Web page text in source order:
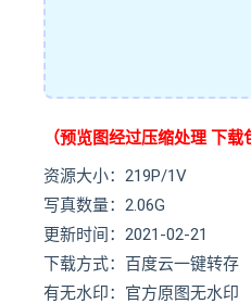
（预览图经过压缩处理 下载
资源大小：219P/1V
写真数量：2.06G
更新时间：2021-02-21
下载方式：百度云一键转存
有无水印：官方原图无水印